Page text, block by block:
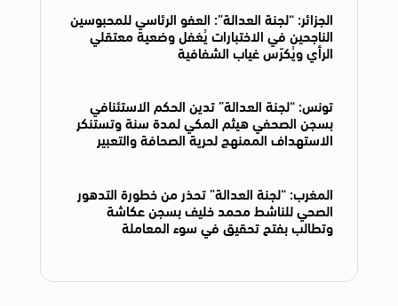
الجزائر: “لجنة العدالة”: العفو الرئاسي للمحبوسين
الناجحين في الاختبارات يُغفل وضعية معتقلي
الرأي ويُكرّس غياب الشفافية
تونس: “لجنة العدالة” تدين الحكم الاستئنافي
بسجن الصحفي هيثم المكي لمدة سنة وتستنكر
الاستهداف الممنهج لحرية الصحافة والتعبير
المغرب: “لجنة العدالة” تحذر من خطورة التدهور
الصحي للناشط محمد خليف بسجن عكاشة
وتطالب بفتح تحقيق في سوء المعاملة